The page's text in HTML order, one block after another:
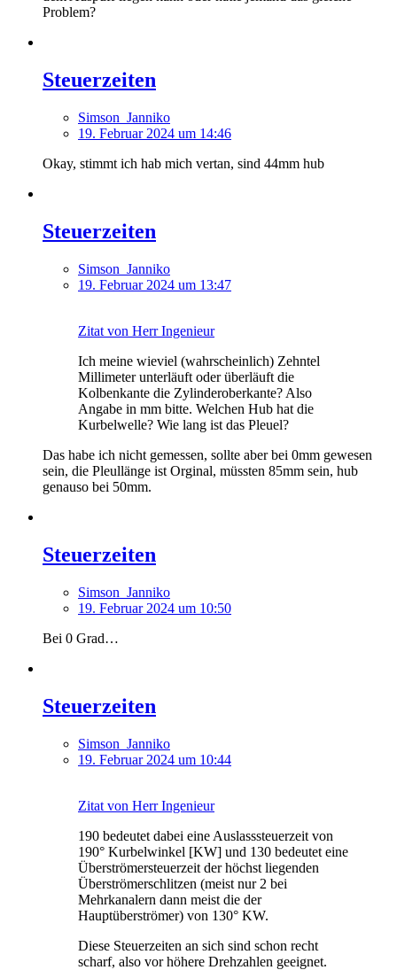
Problem?
Steuerzeiten
Simson_Janniko
19. Februar 2024 um 14:46
Okay, stimmt ich hab mich vertan, sind 44mm hub
Steuerzeiten
Simson_Janniko
19. Februar 2024 um 13:47
Zitat von Herr Ingenieur
Ich meine wieviel (wahrscheinlich) Zehntel
Millimeter unterläuft oder überläuft die
Kolbenkante die Zylinderoberkante? Also
Angabe in mm bitte. Welchen Hub hat die
Kurbelwelle? Wie lang ist das Pleuel?
Das habe ich nicht gemessen, sollte aber bei 0mm gewesen
sein, die Pleullänge ist Orginal, müssten 85mm sein, hub
genauso bei 50mm.
Steuerzeiten
Simson_Janniko
19. Februar 2024 um 10:50
Bei 0 Grad…
Steuerzeiten
Simson_Janniko
19. Februar 2024 um 10:44
Zitat von Herr Ingenieur
190 bedeutet dabei eine Auslasssteuerzeit von
190° Kurbelwinkel [KW] und 130 bedeutet eine
Überströmersteuerzeit der höchst liegenden
Überströmerschlitzen (meist nur 2 bei
Mehrkanalern dann meist die der
Hauptüberströmer) von 130° KW.
Diese Steuerzeiten an sich sind schon recht
scharf, also vor höhere Drehzahlen geeignet.